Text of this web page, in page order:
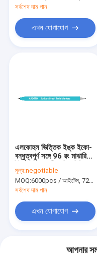
সর্বশেষ দাম পান
এখন যোগাযোগ
এলকোহল ভিত্তিক ইঙ্ক ইকো-
বন্ধুত্বপূর্ণ সঙ্গে 96 রং মাঝারি
পেন
মূল্য:negotiable
MOQ:6000pcs / আইটেম, 720pcs / রঙ
সর্বশেষ দাম পান
এখন যোগাযোগ
আপনার